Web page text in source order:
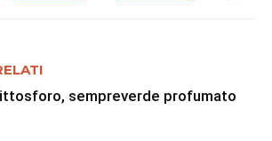
sempreverde profumato